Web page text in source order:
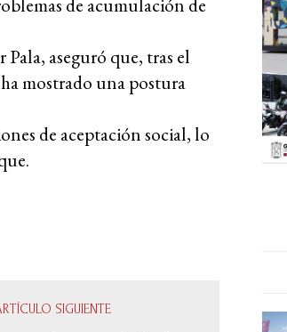
aseguró que, tras el
mostrado una postura
de aceptación social, lo
SIGUIENTE